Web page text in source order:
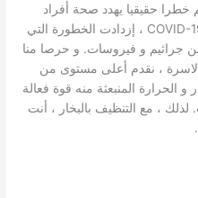
خطرا حقيقيا يهدد صحة أفراد
الأسرة. و مع ظهور فيروس كورونا COVID-19 ، إزدادت الخطورة التي
من جراثيم و فيروسات. و حرصا منا
، نقدم أعلى مستوى من
و الحرارة المنبعثة منه قوة فعالة
لذلك ، مع التنظيف بالبخار ، أنت